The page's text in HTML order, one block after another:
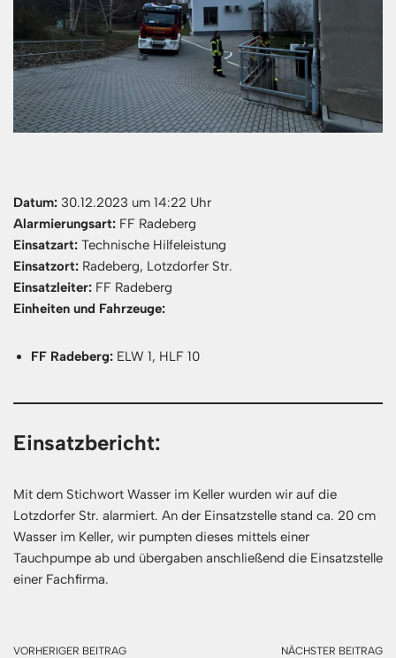
Datum: 30.12.2023 um 14:22 Uhr
Alarmierungsart: FF Radeberg
Einsatzart: Technische Hilfeleistung
Einsatzort: Radeberg, Lotzdorfer Str.
Einsatzleiter: FF Radeberg
Einheiten und Fahrzeuge:
FF Radeberg: ELW 1, HLF 10
Einsatzbericht:
Mit dem Stichwort Wasser im Keller wurden wir auf die
Lotzdorfer Str. alarmiert. An der Einsatzstelle stand ca. 20 cm
Wasser im Keller, wir pumpten dieses mittels einer
Tauchpumpe ab und übergaben anschließend die Einsatzstelle
einer Fachfirma.
VORHERIGER BEITRAG NÄCHSTER BEITRAG